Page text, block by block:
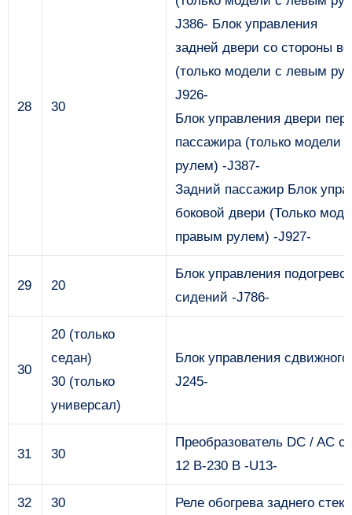
28 30
J386- Блок управления
задней двери со стороны
(только модели с левым
J926-
Блок управления двери
пассажира (только модели
рулем) -J387-
Задний пассажир Блок
боковой двери (Только
правым рулем) -J927-
29 20
Блок управления
сидений -J786-
30
20 (только
седан)
30 (только
универсал)
Блок управления
J245-
31 30
Преобразователь DC / AC с
12 В-230 В -U13-
32 30 Реле обогрева заднего